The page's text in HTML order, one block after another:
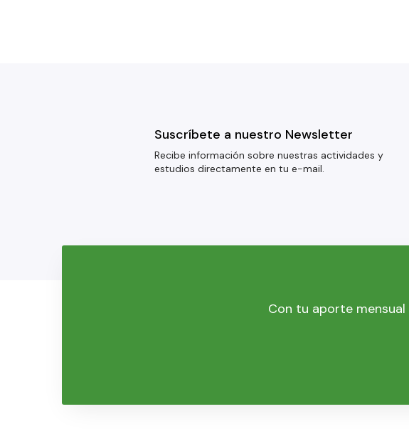
Suscríbete a nuestro Newsletter
Recibe información sobre nuestras actividades y
estudios directamente en tu e-mail.
Con tu aporte